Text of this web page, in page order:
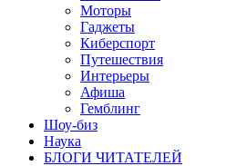
Моторы
Гаджеты
Киберспорт
Путешествия
Интерьеры
Афиша
Гемблинг
Шоу-биз
Наука
БЛОГИ ЧИТАТЕЛЕЙ